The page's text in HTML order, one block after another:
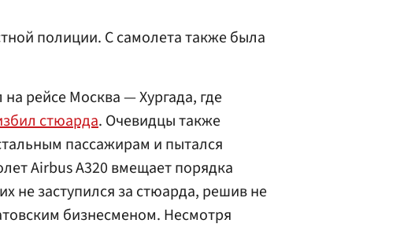
полиции. С самолета также была
рейсе Москва — Хургада, где
стюарда. Очевидцы также
пассажирам и пытался
Airbus A320 вмещает порядка
не заступился за стюарда, решив не
бизнесменом. Несмотря